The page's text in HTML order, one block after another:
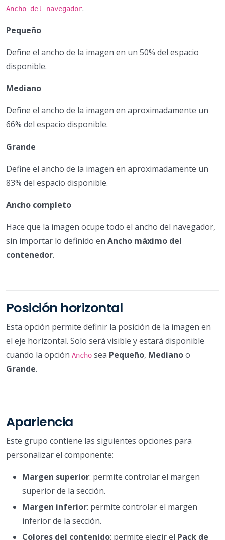
Ancho del navegador.
Pequeño
Define el ancho de la imagen en un 50% del espacio
disponible.
Mediano
Define el ancho de la imagen en aproximadamente un
66% del espacio disponible.
Grande
Define el ancho de la imagen en aproximadamente un
83% del espacio disponible.
Ancho completo
Hace que la imagen ocupe todo el ancho del navegador,
sin importar lo definido en Ancho máximo del
contenedor.
Posición horizontal
Esta opción permite definir la posición de la imagen en
el eje horizontal. Solo será visible y estará disponible
cuando la opción Ancho sea Pequeño, Medianoo
Grande.
Apariencia
Este grupo contiene las siguientes opciones para
personalizar el componente:
Margen superior: permite controlar el margen
superior de la sección.
Margen inferior: permite controlar el margen
inferior de la sección.
Colores del contenido: permite elegir el Pack de